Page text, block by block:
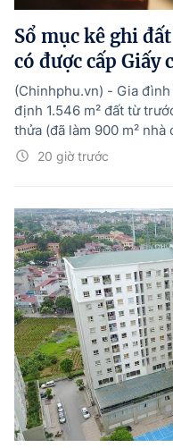
Sổ mục kê ghi
có được cấp Giấy
20 giờ trước
(Chinhphu.vn) - Gia
định 1.546 m² đất từ
thửa (đã làm 900 m² nhà